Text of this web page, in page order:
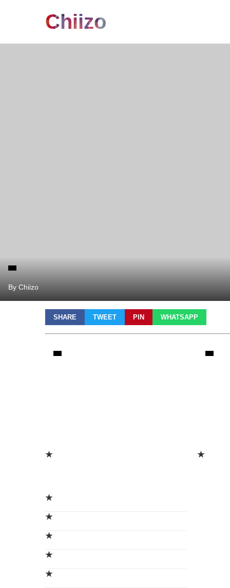
Chiizo
By Chiizo
SHARE TWEET PIN WHATSAPP
★ ★
★
★
★
★
★